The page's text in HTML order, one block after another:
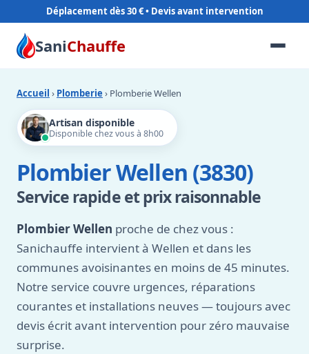
Déplacement dès 30 €
SaniChauffe
Accueil › Plomberie › Plomberie Wellen
Artisan disponible
Disponible chez vous à 8h00
Plombier Wellen (3830)
Service rapide et prix raisonnable
Plombier Wellen proche de chez vous :
Sanichauffe intervient à Wellen et dans les
communes avoisinantes en moins de 45 minutes.
Notre service couvre urgences, réparations
courantes et installations neuves — toujours avec
devis écrit avant intervention pour zéro mauvaise
surprise.